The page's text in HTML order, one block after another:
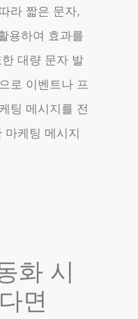
라 짧은 문자,
용하여 효과를
대량 문자 발
로 이벤트나 프
팅 메시지를 전
마케팅 메시지
화 시
면